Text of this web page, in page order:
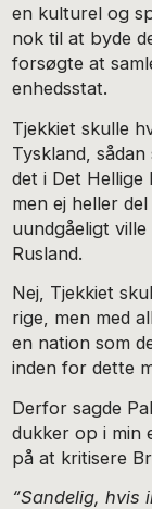
en kulturel og
nok til at byde
forsøgte at
enhedsstat.
Tjekkiet skulle
Tyskland,
det i Det Hellige
men ej heller
uundgåeligt
Rusland.
Nej, Tjekkiet
rige, men med
en nation som
inden for dette
Derfor sagde
dukker op i min
på at kritisere
“Sandelig, hvis